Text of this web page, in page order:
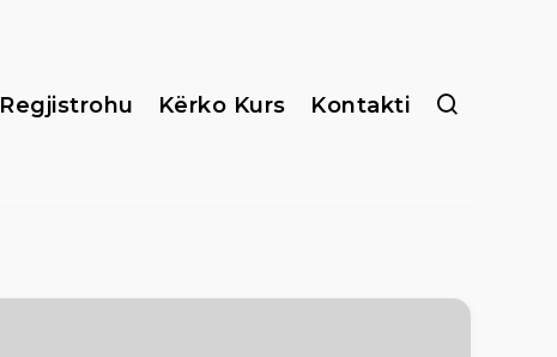
Regjistrohu Kërko Kurs Kontakti